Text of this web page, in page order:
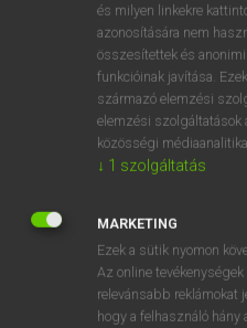
és milyen linkekre
azonosítására nem
összesítettek és
funkcióinak javítása.
származó elemzési
elemzési szolgáltatások
közösségi médiaanalitika.
↓ 1 szolgáltatás
MARKETING
Ezek a sütik nyomon
Az online
relevánsabb reklámokat
hogy a felhasználó